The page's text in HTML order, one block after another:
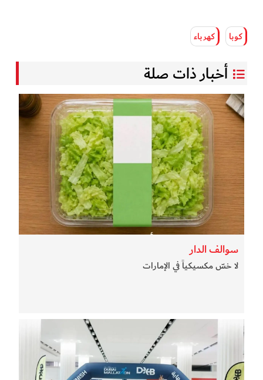
كوبا كهرباء
أخبار ذات صلة
سوالف الدار
لا خسّ مكسيكياً في الإمارات